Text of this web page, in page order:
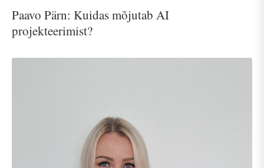
Paavo Pärn: Kuidas mõjutab AI
projekteerimist?